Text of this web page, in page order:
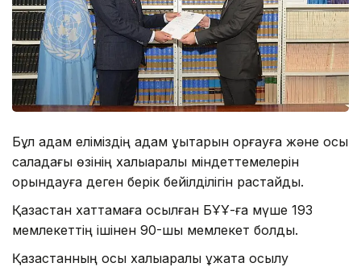
Бұл қадам еліміздің адам құқықтарын қорғауға және осы
саладағы өзінің халықаралық міндеттемелерін
орындауға деген берік бейілділігін растайды.
Қазақстан хаттамаға қосылған БҰҰ-ға мүше 193
мемлекеттің ішінен 90-шы мемлекет болды.
Қазақстанның осы халықаралық құжатқа қосылу